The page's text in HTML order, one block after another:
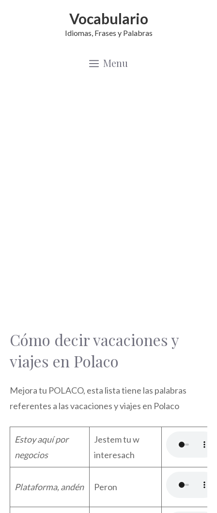
Vocabulario
Idiomas, Frases y Palabras
Menu
Cómo decir vacaciones y
viajes en Polaco
Mejora tu POLACO, esta lista tiene las palabras
referentes a las vacaciones y viajes en Polaco
Estoy aquí por
negocios
Jestem tu w
interesach
Plataforma, andén Peron